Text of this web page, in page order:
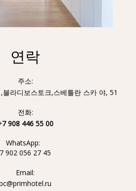
연락
주소:
라디보스토크,스베틀란 스카 야, 51
전화:
908 446 55 00
WhatsApp:
902 056 27 45
Email: